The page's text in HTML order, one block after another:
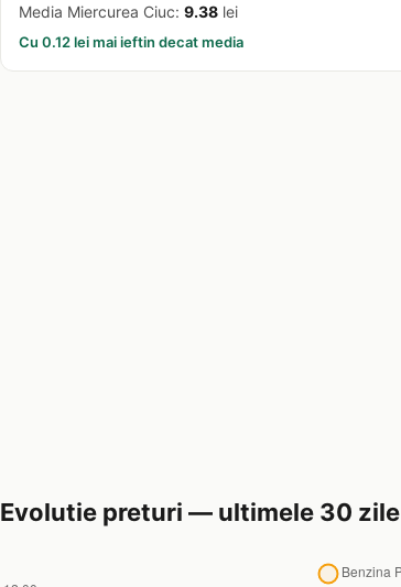
Media Miercurea Ciuc: 9.38 lei
Cu 0.12 lei mai ieftin decat media
Evolutie preturi — ultimele 30 zile